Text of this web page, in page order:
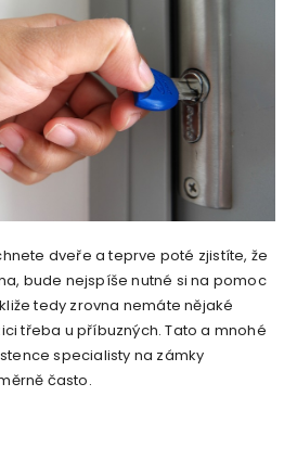
dveře a teprve poté zjistíte, že
bude nejspíše nutné si na pomoc
tedy zrovna nemáte nějaké
třeba u příbuzných. Tato a mnohé
specialisty na zámky
často.